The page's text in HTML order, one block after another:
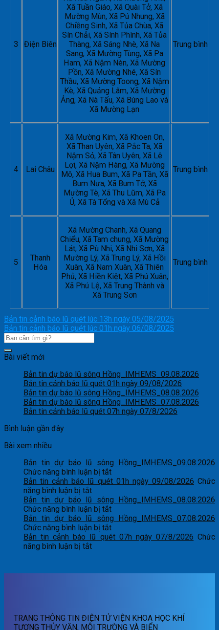
3 Điện Biên
Xã Tuần Giáo, Xã Quài Tở, Xã
Mường Mùn, Xã Pú Nhung, Xã
Chiềng Sinh, Xã Tủa Chùa, Xã
Sín Chải, Xã Sính Phình, Xã Tủa
Thàng, Xã Sáng Nhè, Xã Na
Sang, Xã Mường Tùng, Xã Pa
Ham, Xã Nậm Nèn, Xã Mường
Pồn, Xã Mường Nhé, Xã Sín
Thầu, Xã Mường Toong, Xã Nậm
Kè, Xã Quảng Lâm, Xã Mường
Ảng, Xã Nà Tấu, Xã Búng Lao và
Xã Mường Lạn
Trung bình
4 Lai Châu
Xã Mường Kim, Xã Khoen On,
Xã Than Uyên, Xã Pắc Ta, Xã
Nậm Sỏ, Xã Tân Uyên, Xã Lê
Lợi, Xã Nậm Hàng, Xã Mường
Mô, Xã Hua Bum, Xã Pa Tần, Xã
Bum Nưa, Xã Bum Tở, Xã
Mường Tè, Xã Thu Lũm, Xã Pa
Ủ, Xã Tà Tổng và Xã Mù Cả
Trung bình
5
Thanh
Hóa
Xã Mường Chanh, Xã Quang
Chiểu, Xã Tam chung, Xã Mường
Lát, Xã Pù Nhi, Xã Nhi Sơn, Xã
Mường Lý, Xã Trung Lý, Xã Hồi
Xuân, Xã Nam Xuân, Xã Thiên
Phủ, Xã Hiền Kiệt, Xã Phú Xuân,
Xã Phú Lệ, Xã Trung Thành và
Xã Trung Sơn
Trung bình
Bản tin cảnh báo lũ quét lúc 13h ngày 05/08/2025
Bản tin cảnh báo lũ quét lúc 01h ngày 06/08/2025
Bài viết mới
Bản tin dự báo lũ sông Hồng_IMHEMS_09.08.2026
Bản tin cảnh báo lũ quét 01h ngày 09/08/2026
Bản tin dự báo lũ sông Hồng_IMHEMS_08.08.2026
Bản tin dự báo lũ sông Hồng_IMHEMS_07.08.2026
Bản tin cảnh báo lũ quét 07h ngày 07/8/2026
Bình luận gần đây
Bài xem nhiều
Bản tin dự báo lũ sông Hồng_IMHEMS_09.08.2026
Chức năng bình luận bị tắtở
Bản
dự
báo
lũ
sông
Hồng_IMHEMS_09.08.2026
Bản tin cảnh báo lũ quét 01h ngày 09/08/2026 Chức
năng bình luận bị tắtở
Bản
tin
cảnh
báo
lũ
quét
09/08/2026
Bản tin dự báo lũ sông Hồng_IMHEMS_08.08.2026
Chức năng bình luận bị tắtở
Bản
tin
dự
Hồng_IMHEMS_08.08.2026
Bản tin dự báo lũ sông Hồng_IMHEMS_07.08.2026
Chức năng bình luận bị tắtở
Bản
lũ
Bản tin cảnh báo lũ quét 07h ngày 07/8/2026 Chức
năng bình luận bị tắtở
cảnh
ngày
TRANG THÔNG TIN ĐIỆN TỬ VIỆN KHOA HỌC KHÍ
TƯỢNG THỦY VĂN, MÔI TRƯỜNG VÀ BIỂN